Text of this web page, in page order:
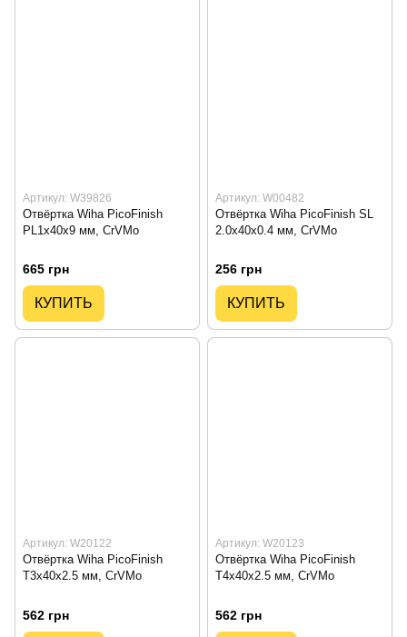
Артикул: W39826
Отвёртка Wiha PicoFinish
PL1x40x9 мм, CrVMo
665 грн
КУПИТЬ
Артикул: W00482
Отвёртка Wiha PicoFinish SL
2.0x40x0.4 мм, CrVMo
256 грн
КУПИТЬ
Артикул: W20122
Отвёртка Wiha PicoFinish
T3x40x2.5 мм, CrVMo
562 грн
Артикул: W20123
Отвёртка Wiha PicoFinish
T4x40x2.5 мм, CrVMo
562 грн